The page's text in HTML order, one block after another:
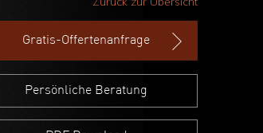
Gratis-Offertenanfrage
Persönliche Beratung